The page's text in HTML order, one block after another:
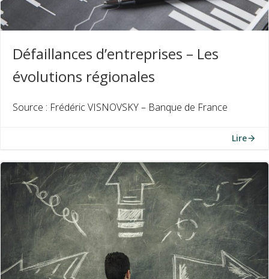
Défaillances d’entreprises – Les
évolutions régionales
Source : Frédéric VISNOVSKY – Banque de France
Lire